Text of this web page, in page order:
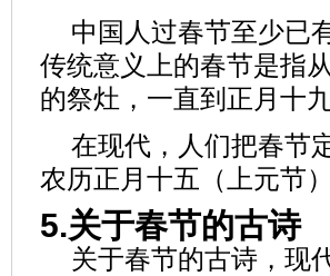
中国人过春节至少已
传统意义上的春节是指
的祭灶，一直到正月十九
在现代，人们把春节
农历正月十五（上元节
5.关于春节的古诗
关于春节的古诗，现